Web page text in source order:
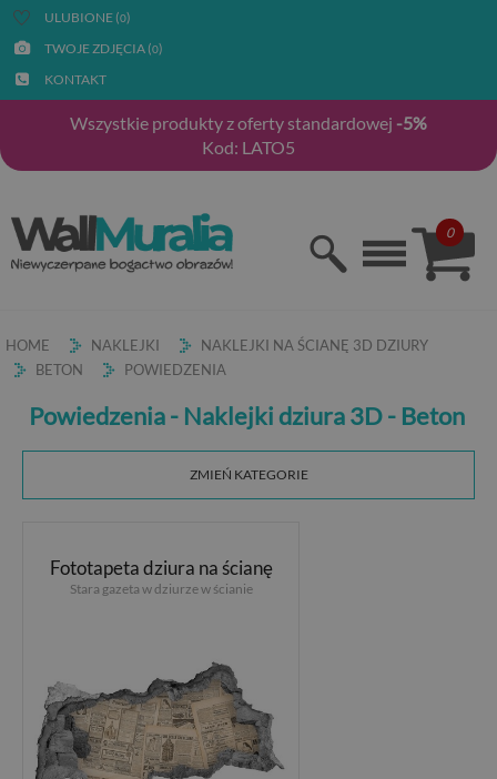
ULUBIONE (0)
TWOJE ZDJĘCIA (0)
KONTAKT
Wszystkie produkty z oferty standardowej -5%
Kod: LATO5
0
HOME NAKLEJKI
NAKLEJKI NA ŚCIANĘ 3D DZIURY
BETON
POWIEDZENIA
Powiedzenia - Naklejki dziura 3D - Beton
ZMIEŃ KATEGORIE
Fototapeta dziura na ścianę
Stara gazeta w dziurze w ścianie